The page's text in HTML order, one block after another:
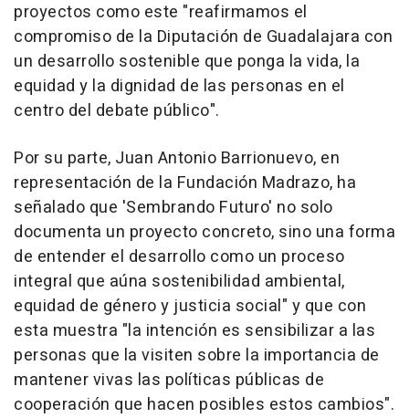
proyectos como este "reafirmamos el
compromiso de la Diputación de Guadalajara con
un desarrollo sostenible que ponga la vida, la
equidad y la dignidad de las personas en el
centro del debate público".
Por su parte, Juan Antonio Barrionuevo, en
representación de la Fundación Madrazo, ha
señalado que 'Sembrando Futuro' no solo
documenta un proyecto concreto, sino una forma
de entender el desarrollo como un proceso
integral que aúna sostenibilidad ambiental,
equidad de género y justicia social" y que con
esta muestra "la intención es sensibilizar a las
personas que la visiten sobre la importancia de
mantener vivas las políticas públicas de
cooperación que hacen posibles estos cambios".